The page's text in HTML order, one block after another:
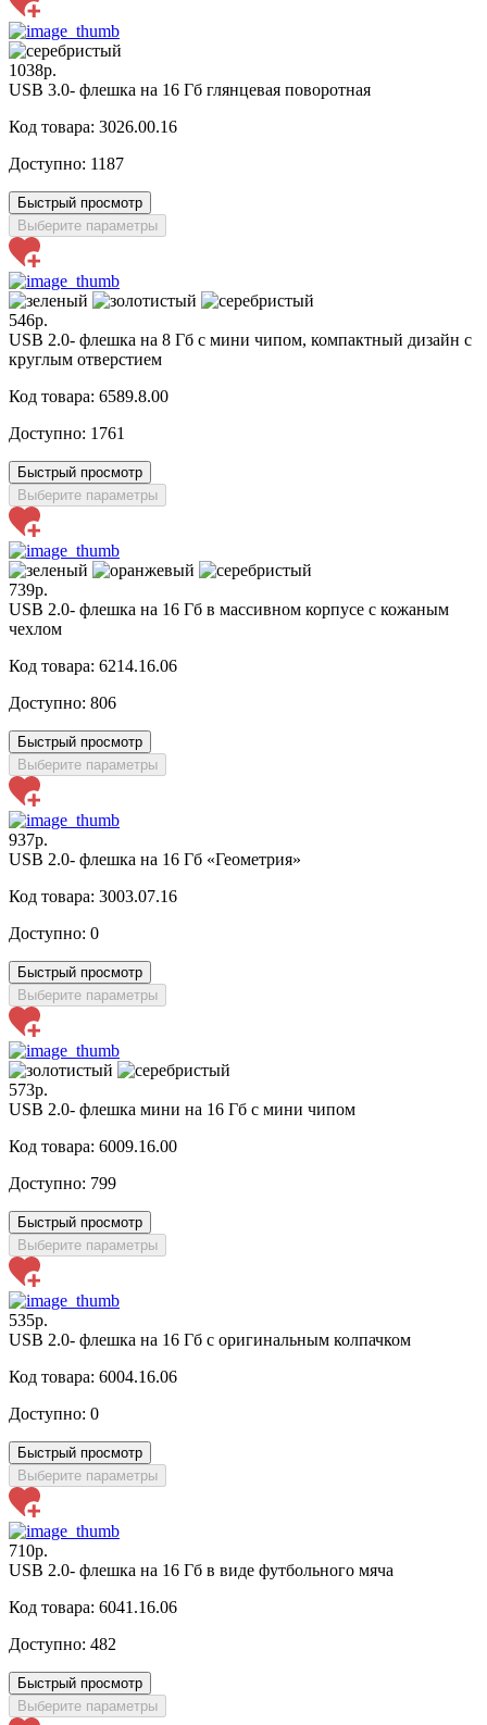
1038р.
USB 3.0- флешка на 16 Гб глянцевая поворотная
Код товара: 3026.00.16
Доступно: 1187
Быстрый просмотр
Выберите параметры
546р.
USB 2.0- флешка на 8 Гб с мини чипом, компактный дизайн с
круглым отверстием
Код товара: 6589.8.00
Доступно: 1761
Быстрый просмотр
Выберите параметры
739р.
USB 2.0- флешка на 16 Гб в массивном корпусе с кожаным
чехлом
Код товара: 6214.16.06
Доступно: 806
Быстрый просмотр
Выберите параметры
937р.
USB 2.0- флешка на 16 Гб «Геометрия»
Код товара: 3003.07.16
Доступно: 0
Быстрый просмотр
Выберите параметры
573р.
USB 2.0- флешка мини на 16 Гб с мини чипом
Код товара: 6009.16.00
Доступно: 799
Быстрый просмотр
Выберите параметры
535р.
USB 2.0- флешка на 16 Гб с оригинальным колпачком
Код товара: 6004.16.06
Доступно: 0
Быстрый просмотр
Выберите параметры
710р.
USB 2.0- флешка на 16 Гб в виде футбольного мяча
Код товара: 6041.16.06
Доступно: 482
Быстрый просмотр
Выберите параметры